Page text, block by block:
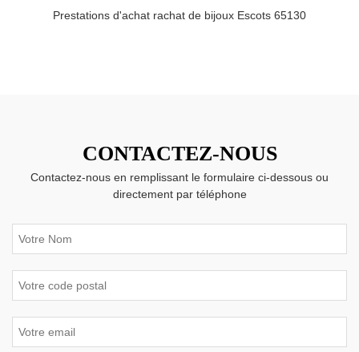
Prestations d'achat rachat de bijoux Escots 65130
CONTACTEZ-NOUS
Contactez-nous en remplissant le formulaire ci-dessous ou
directement par téléphone